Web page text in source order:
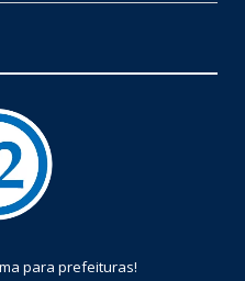
para prefeituras!